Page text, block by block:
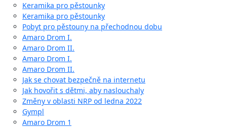
Keramika pro pěstounky
Keramika pro pěstounky
Pobyt pro pěstouny na přechodnou dobu
Amaro Drom I.
Amaro Drom II.
Amaro Drom I.
Amaro Drom II.
Jak se chovat bezpečně na internetu
Jak hovořit s dětmi, aby naslouchaly
Změny v oblasti NRP od ledna 2022
Gympl
Amaro Drom 1